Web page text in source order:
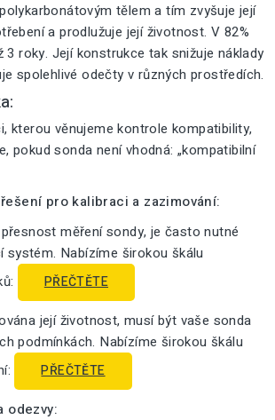
tělem a tím zvyšuje její
a prodlužuje její životnost. V 82%
3 roky. Její konstrukce tak snižuje náklady
spolehlivé odečty v různých prostředích.
kterou věnujeme kontrole kompatibility,
pokud sonda není vhodná: „kompatibilní
pro kalibraci a zazimování:
měření sondy, je často nutné
systém. Nabízíme širokou škálu
PŘEČTĚTE
její životnost, musí být vaše sonda
podmínkách. Nabízíme širokou škálu
PŘEČTĚTE
odezvy: